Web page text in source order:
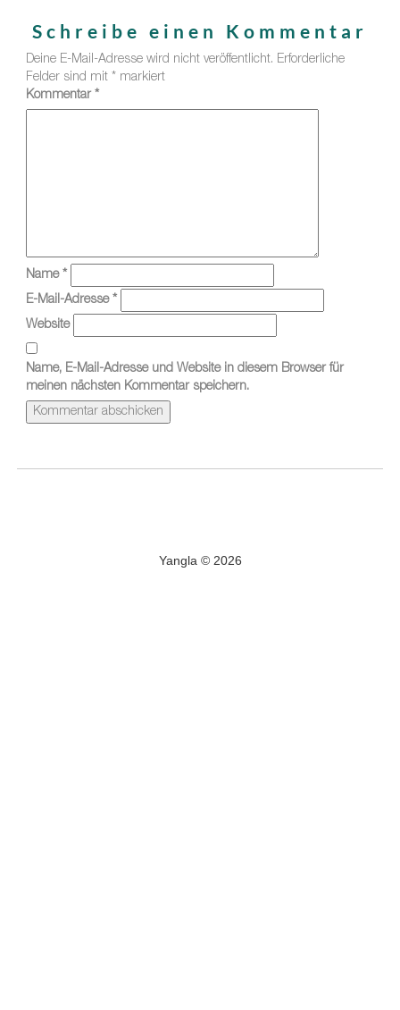
Schreibe einen Kommentar
Deine E-Mail-Adresse wird nicht veröffentlicht. Erforderliche
Felder sind mit * markiert
Kommentar *
Name *
E-Mail-Adresse *
Website
Name, E-Mail-Adresse und Website in diesem Browser für
meinen nächsten Kommentar speichern.
Yangla © 2026